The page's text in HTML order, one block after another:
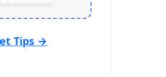
Tips →